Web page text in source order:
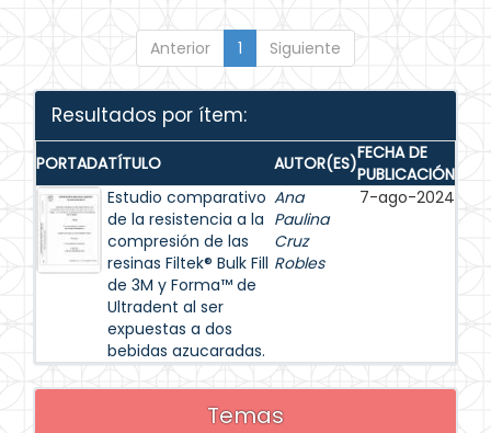
Anterior 1 Siguiente
Resultados por ítem:
PORTADATÍTULO AUTOR(ES)FECHA DE
PUBLICACIÓN
Estudio comparativo
de la resistencia a la
compresión de las
resinas Filtek® Bulk Fill
de 3M y Forma™ de
Ultradent al ser
expuestas a dos
bebidas azucaradas.
Ana
Paulina
Cruz
Robles
7-ago-2024
Temas